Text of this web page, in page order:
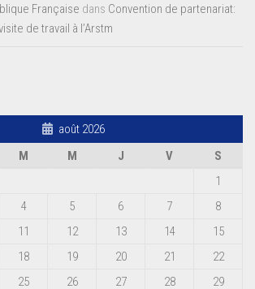
Française dans Convention de partenariat:
de travail à l’Arstm
août 2026
M M J V
S
1
4 5 6 7
8
11 12 13 14
15
18 19 20 21
22
25 26 27 28 29